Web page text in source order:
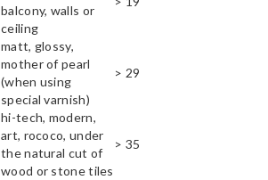
balcony, walls or
ceiling
matt, glossy,
mother of pearl
(when using
special varnish)
> 29
hi-tech, modern,
art, rococo, under
the natural cut of
wood or stone tiles
> 35